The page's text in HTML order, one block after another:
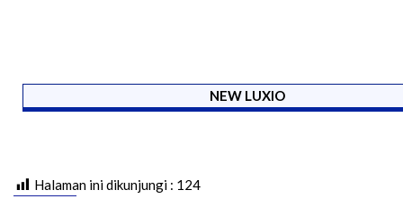
NEW LUXIO
Halaman ini dikunjungi : 124